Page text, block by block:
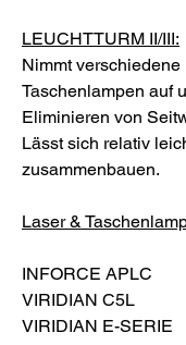
LEUCHTTURM II/III:
Nimmt verschiedene
Taschenlampen auf
Eliminieren von
Lässt sich relativ
zusammenbauen.
Laser &
INFORCE APLC
VIRIDIAN C5L
VIRIDIAN E-SERIE